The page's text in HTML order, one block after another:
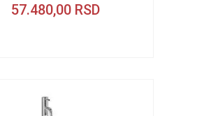
57.480,00 RSD